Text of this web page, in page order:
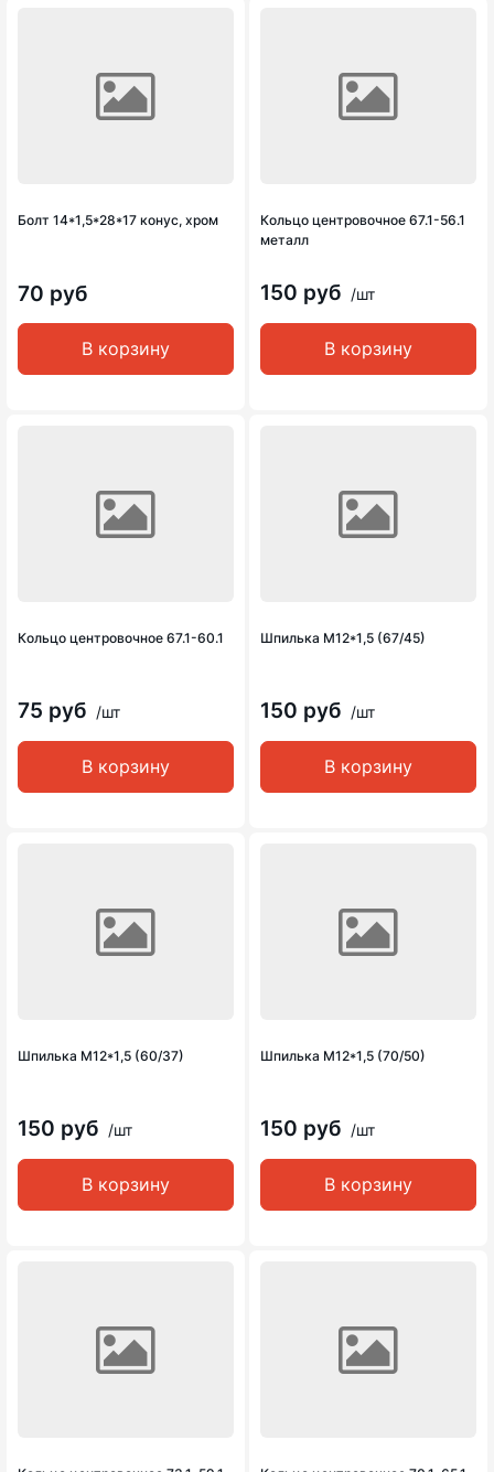
Болт 14*1,5*28*17 конус, хром
70 руб
В корзину
Кольцо центровочное 67.1-56.1
металл
150 руб /шт
В корзину
Кольцо центровочное 67.1-60.1
75 руб /шт
В корзину
Шпилька М12*1,5 (67/45)
150 руб /шт
В корзину
Шпилька М12*1,5 (60/37)
150 руб /шт
В корзину
Шпилька М12*1,5 (70/50)
150 руб /шт
В корзину